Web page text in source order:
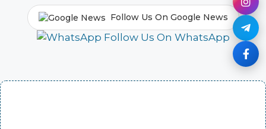
Follow Us On Google News
Follow Us On WhatsApp